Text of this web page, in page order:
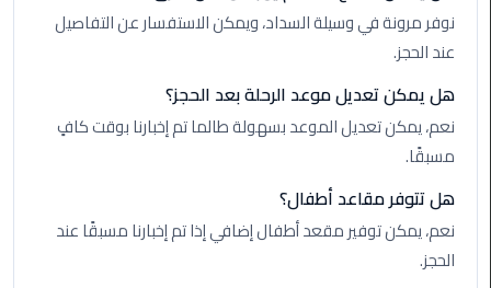
ليموزين
مطار
القاهرة
الي
اسكندرية
تاكسي
العاصمة
ليموزين
مطار
نوفر مرونة في وسيلة السداد، ويمكن الاستفسار عن التفاصيل
عند الحجز.
هل يمكن تعديل موعد الرحلة بعد الحجز؟
نعم، يمكن تعديل الموعد بسهولة طالما تم إخبارنا بوقت كافٍ
مسبقًا.
هل تتوفر مقاعد أطفال؟
نعم، يمكن توفير مقعد أطفال إضافي إذا تم إخبارنا مسبقًا عند
الحجز.